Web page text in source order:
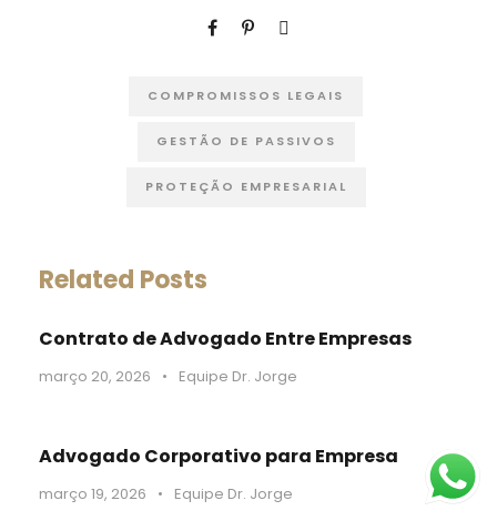
COMPROMISSOS LEGAIS
GESTÃO DE PASSIVOS
PROTEÇÃO EMPRESARIAL
Related Posts
Contrato de Advogado Entre Empresas
março 20, 2026 • Equipe Dr. Jorge
Advogado Corporativo para Empresa
março 19, 2026 • Equipe Dr. Jorge